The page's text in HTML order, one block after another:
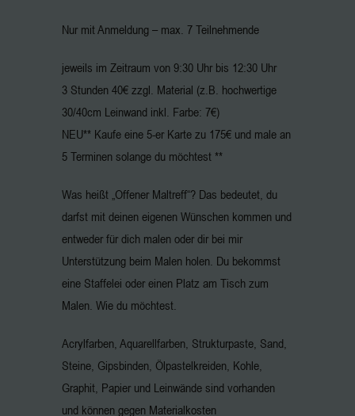
Nur mit Anmeldung – max. 7 Teilnehmende
jeweils im Zeitraum von 9:30 Uhr bis 12:30 Uhr
3 Stunden 40€ zzgl. Material (z.B. hochwertige
30/40cm Leinwand inkl. Farbe: 7€)
NEU** Kaufe eine 5-er Karte zu 175€ und male an
5 Terminen solange du möchtest **
Was heißt „Offener Maltreff“? Das bedeutet, du
darfst mit deinen eigenen Wünschen kommen und
entweder für dich malen oder dir bei mir
Unterstützung beim Malen holen. Du bekommst
eine Staffelei oder einen Platz am Tisch zum
Malen. Wie du möchtest.
Acrylfarben, Aquarellfarben, Strukturpaste, Sand,
Steine, Gipsbinden, Ölpastelkreiden, Kohle,
Graphit, Papier und Leinwände sind vorhanden
und können gegen Materialkosten